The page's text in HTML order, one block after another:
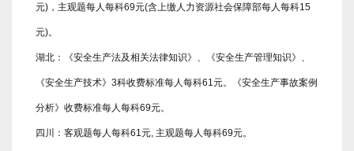
元)，主观题每人每科69元(含上缴人力资源社会保障部每人每科15
元)。
湖北：《安全生产法及相关法律知识》、《安全生产管理知识》、
《安全生产技术》3科收费标准每人每科61元。《安全生产事故案例
分析》收费标准每人每科69元。
四川：客观题每人每科61元, 主观题每人每科69元。